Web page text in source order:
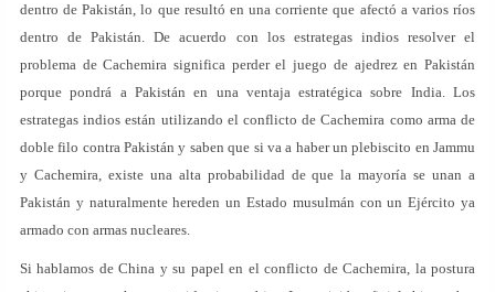
dentro de Pakistán, lo que resultó en una corriente que afectó a varios ríos
dentro de Pakistán. De acuerdo con los estrategas indios resolver el
problema de Cachemira significa perder el juego de ajedrez en Pakistán
porque pondrá a Pakistán en una ventaja estratégica sobre India. Los
estrategas indios están utilizando el conflicto de Cachemira como arma de
doble filo contra Pakistán y saben que si va a haber un plebiscito en Jammu
y Cachemira, existe una alta probabilidad de que la mayoría se unan a
Pakistán y naturalmente hereden un Estado musulmán con un Ejército ya
armado con armas nucleares.
Si hablamos de China y su papel en el conflicto de Cachemira, la postura